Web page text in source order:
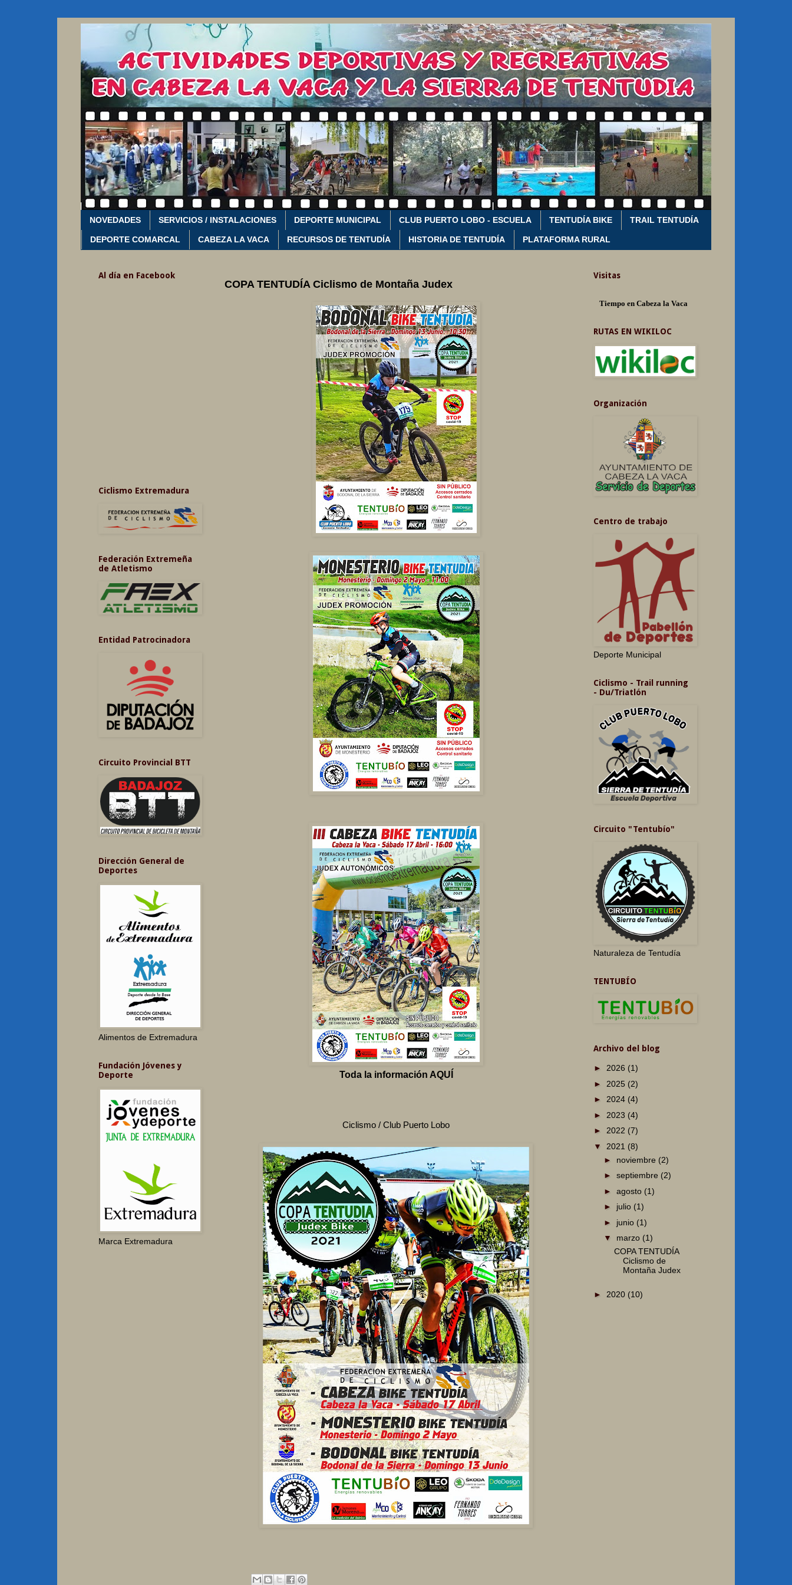
NOVEDADES SERVICIOS / INSTALACIONES DEPORTE MUNICIPAL CLUB PUERTO LOBO - ESCUELA TENTUDÍA BIKE TRAIL TENTUDÍA
DEPORTE COMARCAL CABEZA LA VACA RECURSOS DE TENTUDÍA HISTORIA DE TENTUDÍA PLATAFORMA RURAL
COPA TENTUDÍA Ciclismo de Montaña Judex
Toda la información AQUÍ
Ciclismo / Club Puerto Lobo
Al día en Facebook
Ciclismo Extremadura
Federación Extremeña
de Atletismo
Entidad Patrocinadora
Circuito Provincial BTT
Dirección General de
Deportes
Alimentos de Extremadura
Fundación Jóvenes y
Deporte
Marca Extremadura
Visitas
Tiempo en Cabeza la Vaca
RUTAS EN WIKILOC
Organización
Centro de trabajo
Deporte Municipal
Ciclismo - Trail running
- Du/Triatlón
Circuito "Tentubío"
Naturaleza de Tentudía
TENTUBÍO
Archivo del blog
► 2026 (1)
► 2025 (2)
► 2024 (4)
► 2023 (4)
► 2022 (7)
▼ 2021 (8)
► noviembre (2)
► septiembre (2)
► agosto (1)
► julio (1)
► junio (1)
▼ marzo (1)
COPA TENTUDÍA
Ciclismo de
Montaña Judex
► 2020 (10)